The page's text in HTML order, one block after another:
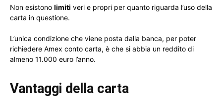
Non esistono limiti veri e propri per quanto riguarda l’uso della
carta in questione.
L’unica condizione che viene posta dalla banca, per poter
richiedere Amex conto carta, è che si abbia un reddito di
almeno 11.000 euro l’anno.
Vantaggi della carta